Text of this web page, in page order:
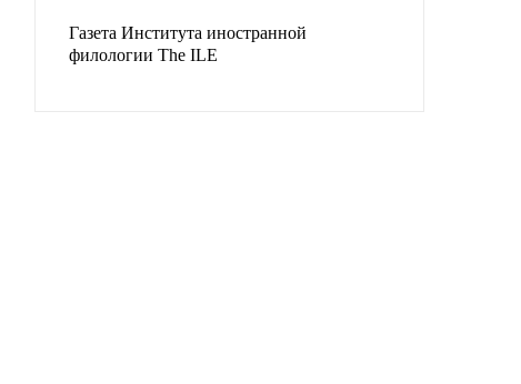
Газета Института иностранной
филологии The ILE